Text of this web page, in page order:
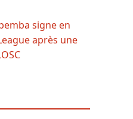
signe en
après une